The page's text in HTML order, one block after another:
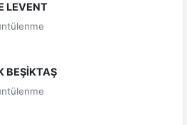
LEVENT
BEŞİKTAŞ